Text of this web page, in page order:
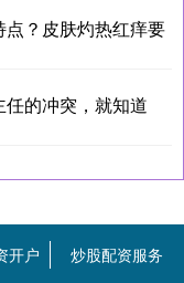
？皮肤灼热红痒要
的冲突，就知道
开户 炒股配资服务